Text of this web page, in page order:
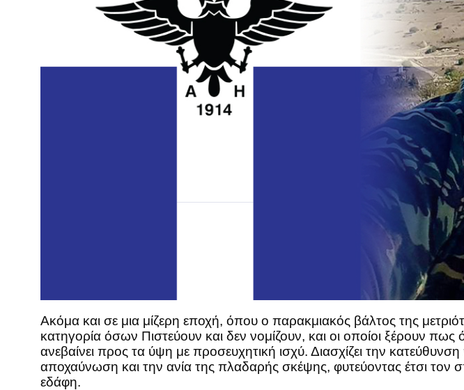
Ακόμα και σε μια μίζερη εποχή, όπου ο παρακμιακός βάλτος της
κατηγορία όσων Πιστεύουν και δεν νομίζουν, και οι οποίοι ξέρουν
ανεβαίνει προς τα ύψη με προσευχητική ισχύ. Διασχίζει την
αποχαύνωση και την ανία της πλαδαρής σκέψης, φυτεύοντας έτσι τον
εδάφη.